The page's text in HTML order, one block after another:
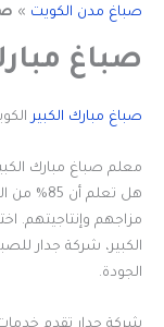
صباغ مدن الكويت »
صباغ
صباغ مبارك الكبير
معلم صباغ مبارك
هل تعلم
مزاجهم وإنتاجيتهم.
الكبير، شركة جدار
الجودة.